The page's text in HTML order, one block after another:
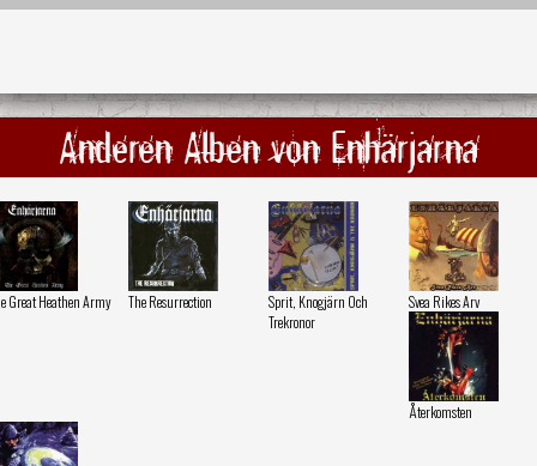
Anderen Alben von Enhärjarna
Great Heathen Army The Resurrection
Sprit, Knogjärn Och
Trekronor
Svea Rikes Arv
Återkomsten